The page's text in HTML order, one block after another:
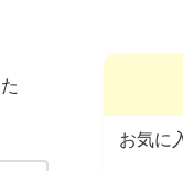
お気に